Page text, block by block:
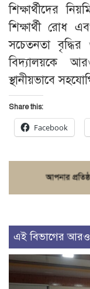
শিক্ষার্থীদের
শিক্ষার্থী রোধ
সচেতনতা
বিদ্যালয়কে
স্থানীয়ভাবে
Share this:
Facebook
এই বিভাগের